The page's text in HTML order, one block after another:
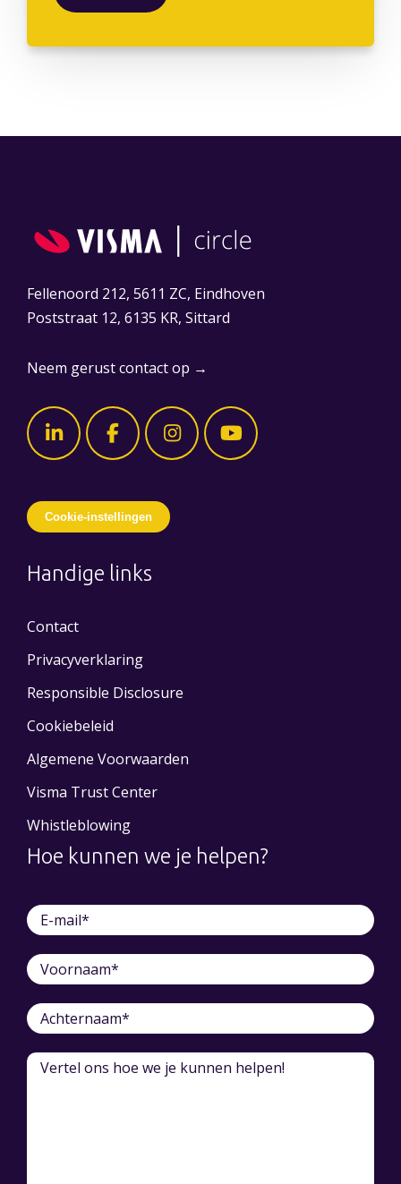
Fellenoord 212, 5611 ZC, Eindhoven
Poststraat 12, 6135 KR, Sittard
Neem gerust contact op →
Cookie-instellingen
Handige links
Contact
Privacyverklaring
Responsible Disclosure
Cookiebeleid
Algemene Voorwaarden
Visma Trust Center
Whistleblowing
Hoe kunnen we je helpen?